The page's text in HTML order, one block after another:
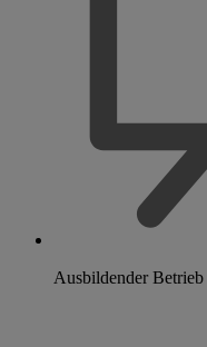
Ausbildender Betrieb